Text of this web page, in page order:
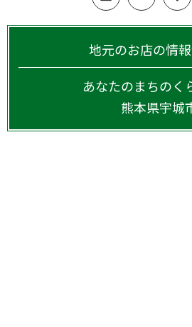
地元のお店の情報
あなたのまちのく
熊本県宇城